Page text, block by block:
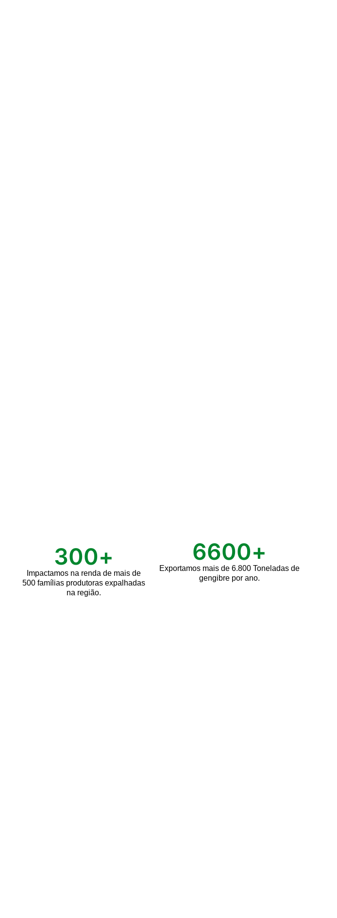
300+
Impactamos na renda de mais de
500 famílias produtoras expalhadas
na região.
6600+
Exportamos mais de 6.800 Toneladas de
gengibre por ano.